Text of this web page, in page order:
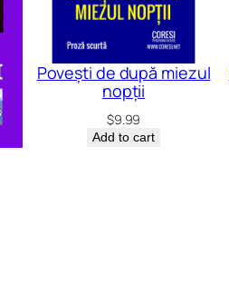
Povești de după miezul
nopții
$9.99
Add to cart